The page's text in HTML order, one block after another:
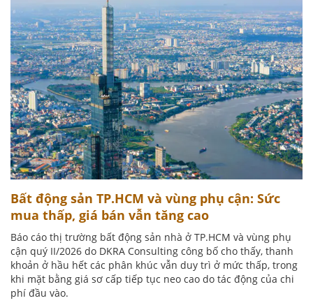
Bất động sản TP.HCM và vùng phụ cận: Sức
mua thấp, giá bán vẫn tăng cao
Báo cáo thị trường bất động sản nhà ở TP.HCM và vùng phụ
cận quý II/2026 do DKRA Consulting công bố cho thấy, thanh
khoản ở hầu hết các phân khúc vẫn duy trì ở mức thấp, trong
khi mặt bằng giá sơ cấp tiếp tục neo cao do tác động của chi
phí đầu vào.